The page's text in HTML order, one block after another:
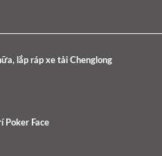
lắp ráp xe tải Chenglong
Poker Face